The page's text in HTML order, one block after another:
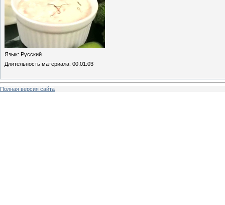
Язык: Русский
Длительность материала: 00:01:03
Полная версия сайта